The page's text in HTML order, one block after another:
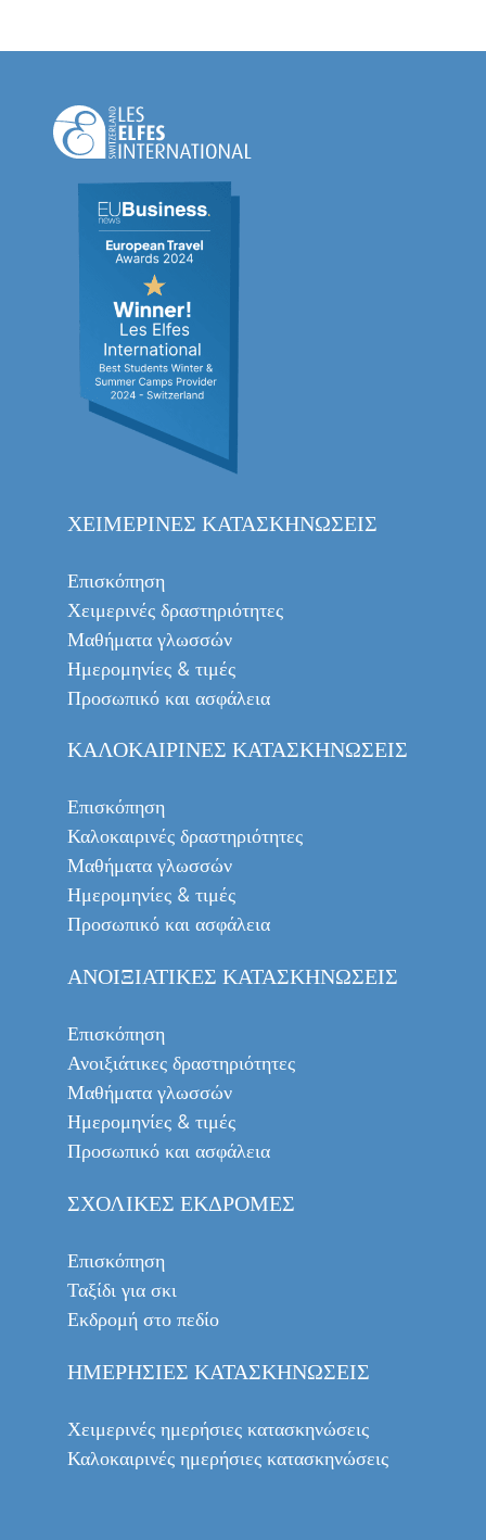
ΧΕΙΜΕΡΙΝΈΣ ΚΑΤΑΣΚΗΝΏΣΕΙΣ
Επισκόπηση
Χειμερινές δραστηριότητες
Μαθήματα γλωσσών
Ημερομηνίες & τιμές
Προσωπικό και ασφάλεια
ΚΑΛΟΚΑΙΡΙΝΈΣ ΚΑΤΑΣΚΗΝΏΣΕΙΣ
Επισκόπηση
Καλοκαιρινές δραστηριότητες
Μαθήματα γλωσσών
Ημερομηνίες & τιμές
Προσωπικό και ασφάλεια
ΑΝΟΙΞΙΆΤΙΚΕΣ ΚΑΤΑΣΚΗΝΏΣΕΙΣ
Επισκόπηση
Ανοιξιάτικες δραστηριότητες
Μαθήματα γλωσσών
Ημερομηνίες & τιμές
Προσωπικό και ασφάλεια
ΣΧΟΛΙΚΈΣ ΕΚΔΡΟΜΈΣ
Επισκόπηση
Ταξίδι για σκι
Εκδρομή στο πεδίο
ΗΜΕΡΉΣΙΕΣ ΚΑΤΑΣΚΗΝΏΣΕΙΣ
Χειμερινές ημερήσιες κατασκηνώσεις
Καλοκαιρινές ημερήσιες κατασκηνώσεις